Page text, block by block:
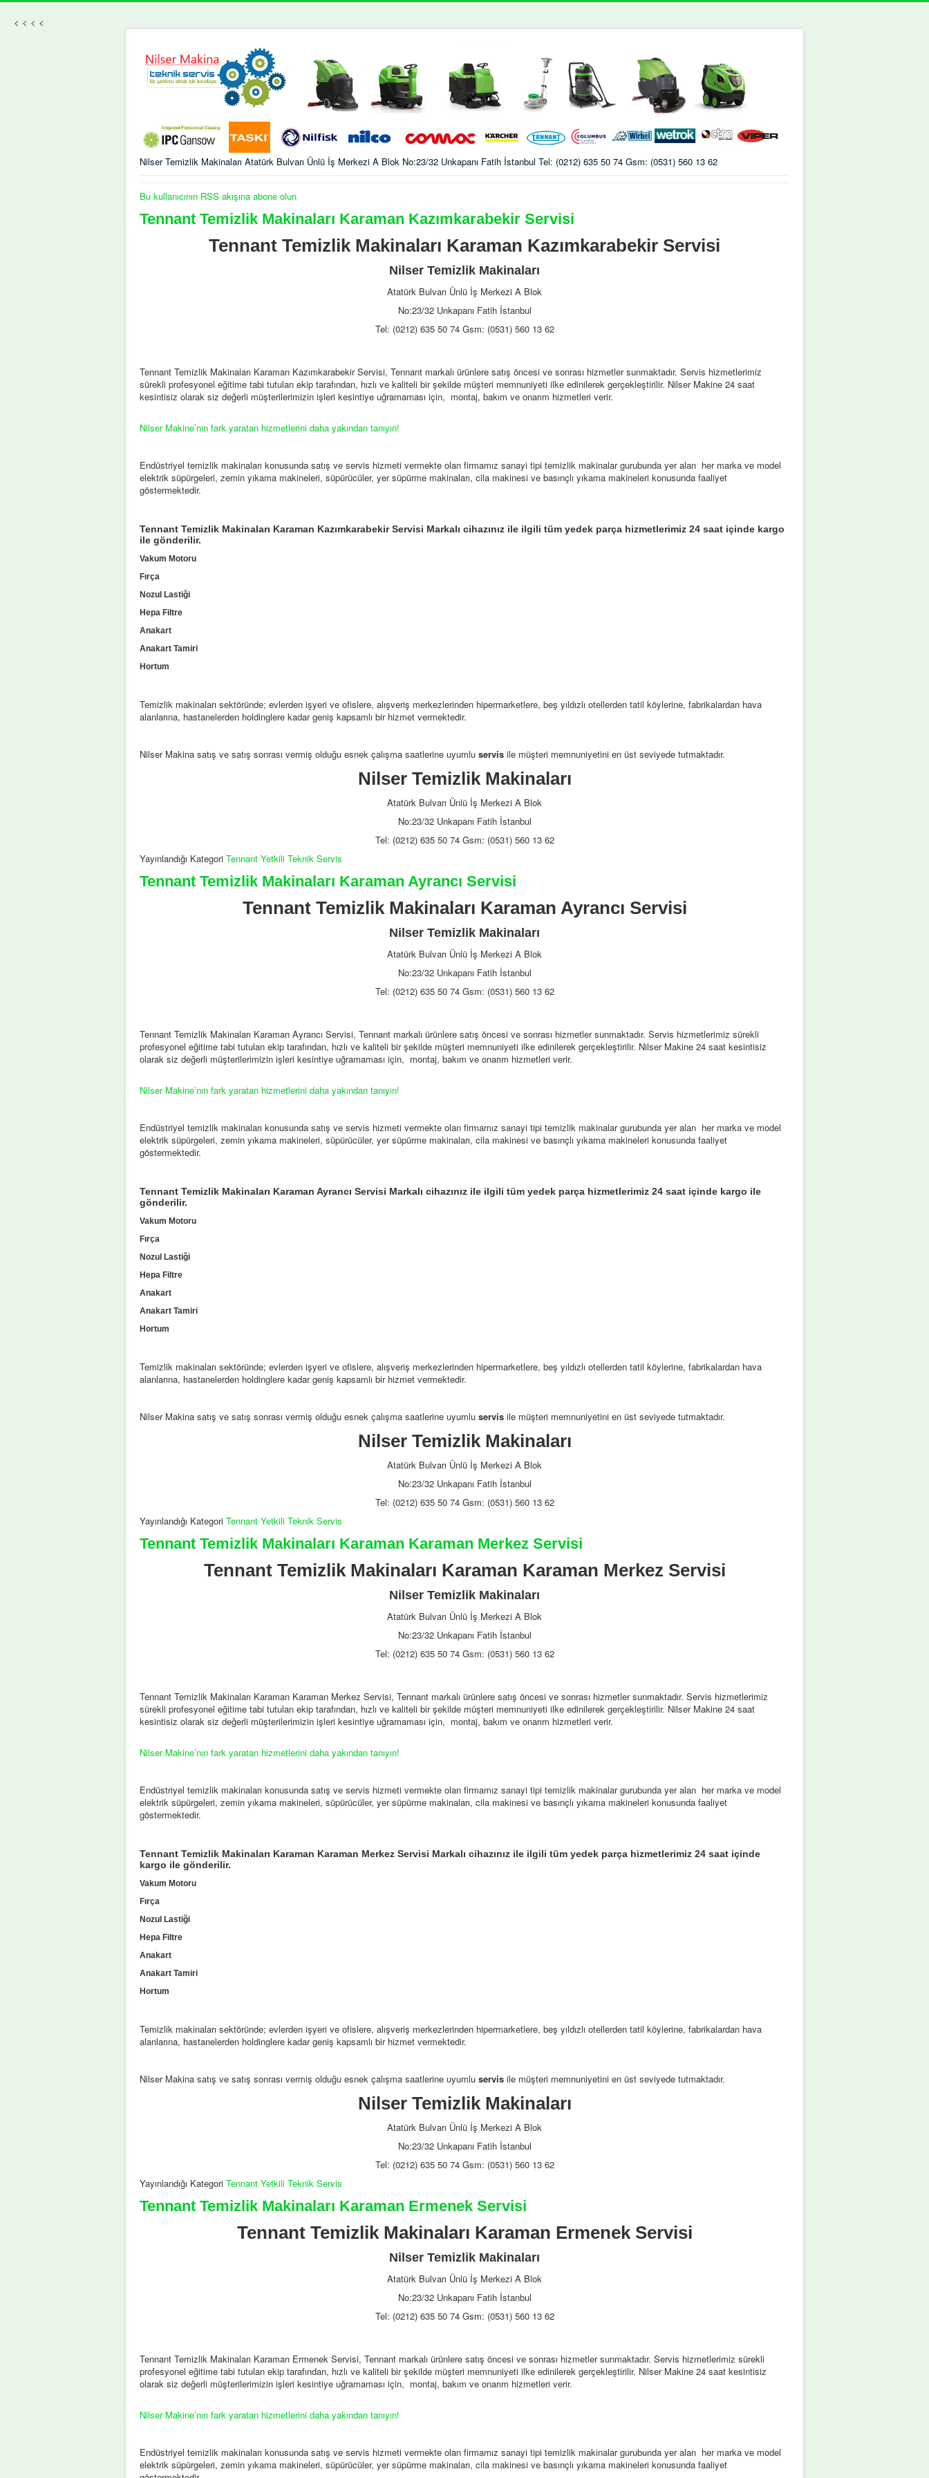
< < < <
Nilser Temizlik Makinaları Atatürk Bulvarı Ünlü İş Merkezi A Blok No:23/32 Unkapanı Fatih İstanbul Tel: (0212) 635 50 74 Gsm: (0531) 560 13 62
Bu kullanıcının RSS akışına abone olun
Tennant Temizlik Makinaları Karaman Kazımkarabekir Servisi
Tennant Temizlik Makinaları Karaman Kazımkarabekir Servisi
Nilser Temizlik Makinaları
Atatürk Bulvarı Ünlü İş Merkezi A Blok
No:23/32 Unkapanı Fatih İstanbul
Tel: (0212) 635 50 74 Gsm: (0531) 560 13 62
Tennant Temizlik Makinaları Karaman Kazımkarabekir Servisi, Tennant markalı ürünlere satış öncesi ve sonrası hizmetler sunmaktadır. Servis hizmetlerimiz
sürekli profesyonel eğitime tabi tutulan ekip tarafından, hızlı ve kaliteli bir şekilde müşteri memnuniyeti ilke edinilerek gerçekleştirilir. Nilser Makine 24 saat
kesintisiz olarak siz değerli müşterilerimizin işleri kesintiye uğramaması için, montaj, bakım ve onarım hizmetleri verir.
Nilser Makine’nın fark yaratan hizmetlerini daha yakından tanıyın!
Endüstriyel temizlik makinaları konusunda satış ve servis hizmeti vermekte olan firmamız sanayi tipi temizlik makinalar gurubunda yer alan her marka ve model
elektrik süpürgeleri, zemin yıkama makineleri, süpürücüler, yer süpürme makinaları, cila makinesi ve basınçlı yıkama makineleri konusunda faaliyet
göstermektedir.
Tennant Temizlik Makinaları Karaman Kazımkarabekir Servisi Markalı cihazınız ile ilgili tüm yedek parça hizmetlerimiz 24 saat içinde kargo
ile gönderilir.
Vakum Motoru
Fırça
Nozul Lastiği
Hepa Filtre
Anakart
Anakart Tamiri
Hortum
Temizlik makinaları sektöründe; evlerden işyeri ve ofislere, alışveriş merkezlerinden hipermarketlere, beş yıldızlı otellerden tatil köylerine, fabrikalardan hava
alanlarına, hastanelerden holdinglere kadar geniş kapsamlı bir hizmet vermektedir.
Nilser Makina satış ve satış sonrası vermiş olduğu esnek çalışma saatlerine uyumlu servis ile müşteri memnuniyetini en üst seviyede tutmaktadır.
Nilser Temizlik Makinaları
Atatürk Bulvarı Ünlü İş Merkezi A Blok
No:23/32 Unkapanı Fatih İstanbul
Tel: (0212) 635 50 74 Gsm: (0531) 560 13 62
Yayınlandığı Kategori Tennant Yetkili Teknik Servis
Tennant Temizlik Makinaları Karaman Ayrancı Servisi
Tennant Temizlik Makinaları Karaman Ayrancı Servisi
Nilser Temizlik Makinaları
Atatürk Bulvarı Ünlü İş Merkezi A Blok
No:23/32 Unkapanı Fatih İstanbul
Tel: (0212) 635 50 74 Gsm: (0531) 560 13 62
Tennant Temizlik Makinaları Karaman Ayrancı Servisi, Tennant markalı ürünlere satış öncesi ve sonrası hizmetler sunmaktadır. Servis hizmetlerimiz sürekli
profesyonel eğitime tabi tutulan ekip tarafından, hızlı ve kaliteli bir şekilde müşteri memnuniyeti ilke edinilerek gerçekleştirilir. Nilser Makine 24 saat kesintisiz
olarak siz değerli müşterilerimizin işleri kesintiye uğramaması için, montaj, bakım ve onarım hizmetleri verir.
Nilser Makine’nın fark yaratan hizmetlerini daha yakından tanıyın!
Endüstriyel temizlik makinaları konusunda satış ve servis hizmeti vermekte olan firmamız sanayi tipi temizlik makinalar gurubunda yer alan her marka ve model
elektrik süpürgeleri, zemin yıkama makineleri, süpürücüler, yer süpürme makinaları, cila makinesi ve basınçlı yıkama makineleri konusunda faaliyet
göstermektedir.
Tennant Temizlik Makinaları Karaman Ayrancı Servisi Markalı cihazınız ile ilgili tüm yedek parça hizmetlerimiz 24 saat içinde kargo ile
gönderilir.
Vakum Motoru
Fırça
Nozul Lastiği
Hepa Filtre
Anakart
Anakart Tamiri
Hortum
Temizlik makinaları sektöründe; evlerden işyeri ve ofislere, alışveriş merkezlerinden hipermarketlere, beş yıldızlı otellerden tatil köylerine, fabrikalardan hava
alanlarına, hastanelerden holdinglere kadar geniş kapsamlı bir hizmet vermektedir.
Nilser Makina satış ve satış sonrası vermiş olduğu esnek çalışma saatlerine uyumlu servis ile müşteri memnuniyetini en üst seviyede tutmaktadır.
Nilser Temizlik Makinaları
Atatürk Bulvarı Ünlü İş Merkezi A Blok
No:23/32 Unkapanı Fatih İstanbul
Tel: (0212) 635 50 74 Gsm: (0531) 560 13 62
Yayınlandığı Kategori Tennant Yetkili Teknik Servis
Tennant Temizlik Makinaları Karaman Karaman Merkez Servisi
Tennant Temizlik Makinaları Karaman Karaman Merkez Servisi
Nilser Temizlik Makinaları
Atatürk Bulvarı Ünlü İş Merkezi A Blok
No:23/32 Unkapanı Fatih İstanbul
Tel: (0212) 635 50 74 Gsm: (0531) 560 13 62
Tennant Temizlik Makinaları Karaman Karaman Merkez Servisi, Tennant markalı ürünlere satış öncesi ve sonrası hizmetler sunmaktadır. Servis hizmetlerimiz
sürekli profesyonel eğitime tabi tutulan ekip tarafından, hızlı ve kaliteli bir şekilde müşteri memnuniyeti ilke edinilerek gerçekleştirilir. Nilser Makine 24 saat
kesintisiz olarak siz değerli müşterilerimizin işleri kesintiye uğramaması için, montaj, bakım ve onarım hizmetleri verir.
Nilser Makine’nın fark yaratan hizmetlerini daha yakından tanıyın!
Endüstriyel temizlik makinaları konusunda satış ve servis hizmeti vermekte olan firmamız sanayi tipi temizlik makinalar gurubunda yer alan her marka ve model
elektrik süpürgeleri, zemin yıkama makineleri, süpürücüler, yer süpürme makinaları, cila makinesi ve basınçlı yıkama makineleri konusunda faaliyet
göstermektedir.
Tennant Temizlik Makinaları Karaman Karaman Merkez Servisi Markalı cihazınız ile ilgili tüm yedek parça hizmetlerimiz 24 saat içinde
kargo ile gönderilir.
Vakum Motoru
Fırça
Nozul Lastiği
Hepa Filtre
Anakart
Anakart Tamiri
Hortum
Temizlik makinaları sektöründe; evlerden işyeri ve ofislere, alışveriş merkezlerinden hipermarketlere, beş yıldızlı otellerden tatil köylerine, fabrikalardan hava
alanlarına, hastanelerden holdinglere kadar geniş kapsamlı bir hizmet vermektedir.
Nilser Makina satış ve satış sonrası vermiş olduğu esnek çalışma saatlerine uyumlu servis ile müşteri memnuniyetini en üst seviyede tutmaktadır.
Nilser Temizlik Makinaları
Atatürk Bulvarı Ünlü İş Merkezi A Blok
No:23/32 Unkapanı Fatih İstanbul
Tel: (0212) 635 50 74 Gsm: (0531) 560 13 62
Yayınlandığı Kategori Tennant Yetkili Teknik Servis
Tennant Temizlik Makinaları Karaman Ermenek Servisi
Tennant Temizlik Makinaları Karaman Ermenek Servisi
Nilser Temizlik Makinaları
Atatürk Bulvarı Ünlü İş Merkezi A Blok
No:23/32 Unkapanı Fatih İstanbul
Tel: (0212) 635 50 74 Gsm: (0531) 560 13 62
Tennant Temizlik Makinaları Karaman Ermenek Servisi, Tennant markalı ürünlere satış öncesi ve sonrası hizmetler sunmaktadır. Servis hizmetlerimiz sürekli
profesyonel eğitime tabi tutulan ekip tarafından, hızlı ve kaliteli bir şekilde müşteri memnuniyeti ilke edinilerek gerçekleştirilir. Nilser Makine 24 saat kesintisiz
olarak siz değerli müşterilerimizin işleri kesintiye uğramaması için, montaj, bakım ve onarım hizmetleri verir.
Nilser Makine’nın fark yaratan hizmetlerini daha yakından tanıyın!
Endüstriyel temizlik makinaları konusunda satış ve servis hizmeti vermekte olan firmamız sanayi tipi temizlik makinalar gurubunda yer alan her marka ve model
elektrik süpürgeleri, zemin yıkama makineleri, süpürücüler, yer süpürme makinaları, cila makinesi ve basınçlı yıkama makineleri konusunda faaliyet